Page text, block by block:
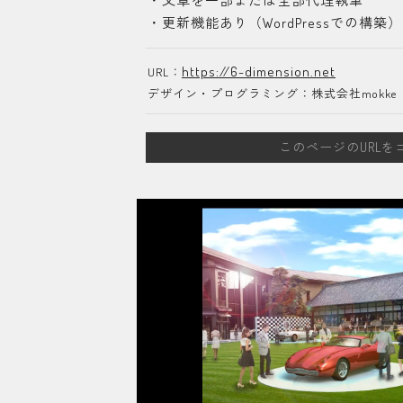
・更新機能あり（WordPressでの構築）
URL： https://6-dimension.net
デザイン・プログラミング：株式会社mokke
このページのURLを